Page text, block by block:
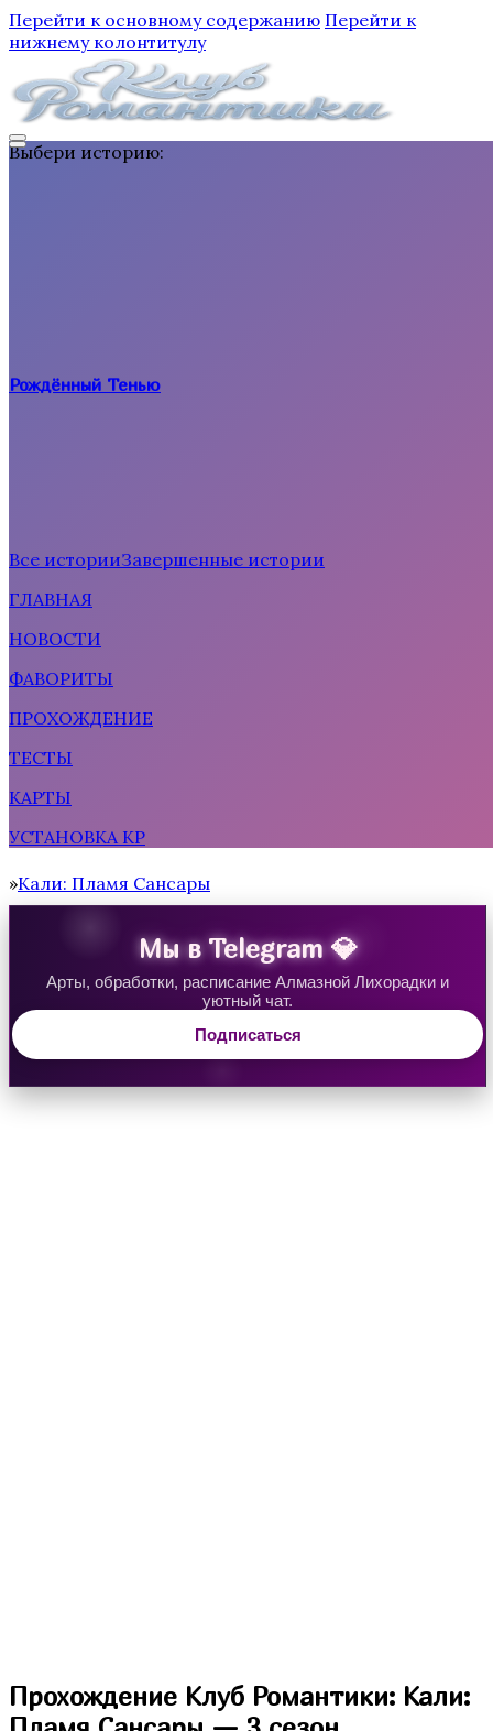
Перейти к основному содержанию Перейти к
нижнему колонтитулу
Выбери историю:
Рождённый Тенью
Водяная Лилия
Все историиЗавершенные истории
ГЛАВНАЯ
НОВОСТИ
ФАВОРИТЫ
ПРОХОЖДЕНИЕ
ТЕСТЫ
КАРТЫ
УСТАНОВКА КР
Home
Кали: Пламя Сансары
Мы в Telegram 💎
Арты, обработки, расписание Алмазной Лихорадки и
уютный чат.
Подписаться
Прохождение Клуб Романтики: Кали: